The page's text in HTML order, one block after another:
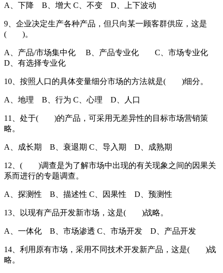
A、下降 B、增大 C、不变 D、上下波动
9、企业决定生产各种产品，但只向某一顾客群供应，这是
( )。
A、产品/市场集中化 B、产品专业化 C、市场专业化
D、有选择专业化
10、按照人口的具体变量细分市场的方法就是( )细分。
A、地理 B、行为 C、心理 D、人口
11、处于( )的产品，可采用无差异性的目标市场营销策
略。
A、成长期 B、衰退期 C、导入期 D、成熟期
12、( )调查是为了解市场中出现的有关现象之间的因果关
系而进行的专题调查。
A、探测性 B、描述性 C、因果性 D、预测性
13、以现有产品开发新市场，这是( )战略。
A、一体化 B、市场渗透 C、市场开发 D、产品开发
14、利用原有市场，采用不同技术开发新产品，这是( )战
略。